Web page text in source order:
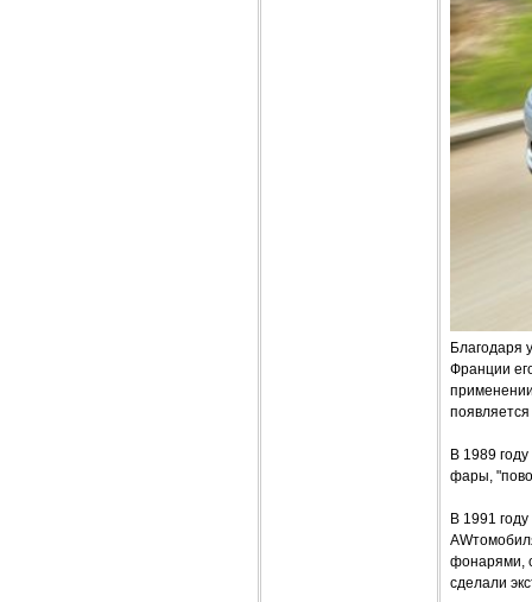
Благодаря
Франции
В 1989
фары,
В 1991
фонарями,
сделали